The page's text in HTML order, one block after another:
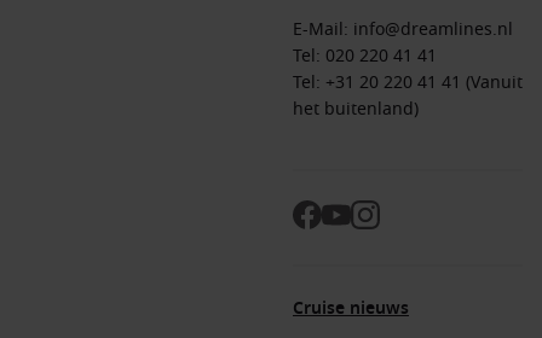
E-Mail: info@dreamlines.nl
Tel: 020 220 41 41
Tel: +31 20 220 41 41 (Vanuit
het buitenland)
Cruise nieuws